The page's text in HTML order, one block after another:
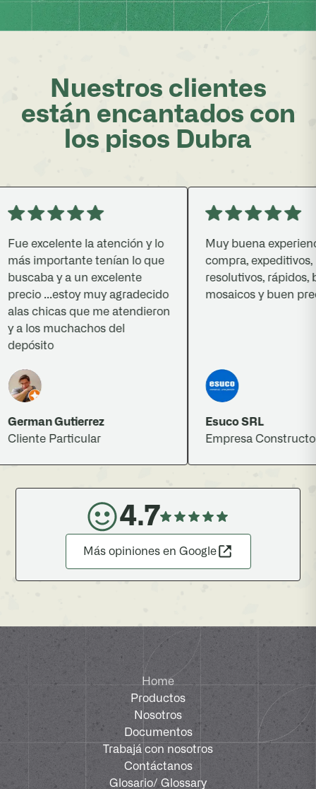
Nuestros clientes
están encantados con
los pisos Dubra
excelente la atención y lo
importante tenían lo que
y a un excelente
...estoy muy agradecido
chicas que me atendieron
los muchachos del
Gutierrez
Particular
Muy buena experiencia
compra, expeditivos,
resolutivos, rápidos,
mosaicos y buen precio.
Esuco SRL
Empresa Constructora
4.7
Más opiniones en Google
Home
Productos
Nosotros
Documentos
Trabajá con nosotros
Contáctanos
Glosario/ Glossary